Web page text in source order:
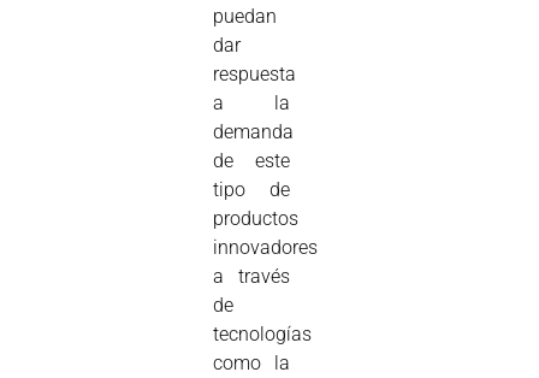
puedan
dar
respuesta
a la
demanda
de este
tipo de
productos
innovadores
a través
de
tecnologías
como la